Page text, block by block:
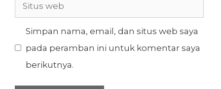
Situs
web
Simpan nama, email, dan situs web saya
pada peramban ini untuk komentar saya
berikutnya.